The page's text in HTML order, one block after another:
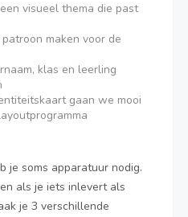
visueel thema die past
maken voor de
klas en leerling
gaan we mooi
je soms apparatuur nodig.
als je iets inlevert als
je 3 verschillende